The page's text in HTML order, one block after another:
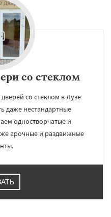
со стеклом
со стеклом в Лузе
даже нестандартные
одностворчатые и
арочные и раздвижные